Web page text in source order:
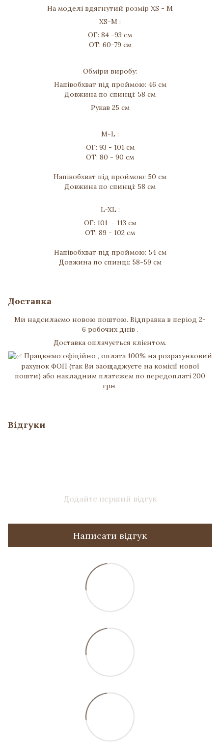
На моделі вдягнутий розмір XS - M
XS-M :
ОГ: 84 -93 см
ОТ: 60-79 см
Обміри виробу:
Напівобхват під проймою: 46 см
Довжина по спинці: 58 см
Рукав 25 см
M-L :
ОГ: 93 - 101 см
ОТ: 80 - 90 см
Напівобхват під проймою: 50 см
Довжина по спинці: 58 см
L-XL :
ОГ: 101 - 113 см
ОТ: 89 - 102 см
Напівобхват під проймою: 54 см
Довжина по спинці: 58-59 см
Доставка
Ми надсилаємо новою поштою. Відправка в період 2-
6 робочих днів .
Доставка оплачується клієнтом.
Працюємо офіційно , оплата 100% на розрахунковий
рахунок ФОП (так Ви заощаджуєте на комісії нової
пошти) або накладним платежем по передоплаті 200
грн
Відгуки
Додайте перший відгук
Написати відгук